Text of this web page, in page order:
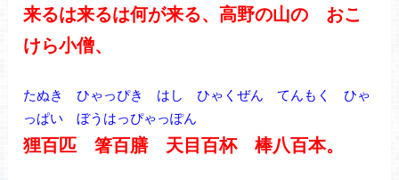
来るは来るは何が来る、高野の山の おこ
けら小僧、
たぬき ひゃっぴき はし ひゃくぜん てんもく ひゃ
っぱい ぼうはっぴゃっぽん
狸百匹 箸百膳 天目百杯 棒八百本。